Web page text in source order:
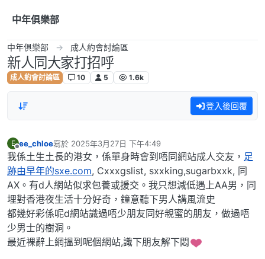
中年俱樂部
中年俱樂部 成人約會討論區
新人同大家打招呼
成人約會討論區 10 5 1.6k
登入後回覆
E
離線
ee_chloe寫於 2025年3月27日 下午4:49
最後由 編輯
我係土生土長的港女，係單身時會到唔同網站成人交友， 足
跡由早年的sxe.com, Cxxxgslist, sxxking,sugarbxxk, 同
AX。有d人網站似求包養或援交。我只想減低遇上AA男，同
埋對香港夜生活十分好奇，鐘意聽下男人講風流史
都幾好彩係呢d網站識過唔少朋友同好親蜜的朋友，做過唔
少男士的樹洞。
最近裸辭上網搵到呢個網站,識下朋友解下悶